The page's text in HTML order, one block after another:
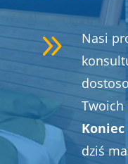
9
Nasi
Twoich
dziś